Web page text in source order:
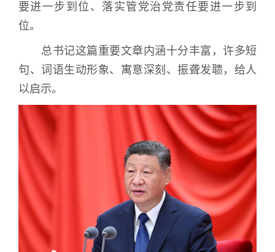
要进一步到位、落实管党治党责任要进一步到
位。
总书记这篇重要文章内涵十分丰富，许多短
句、词语生动形象、寓意深刻、振聋发聩，给人
以启示。